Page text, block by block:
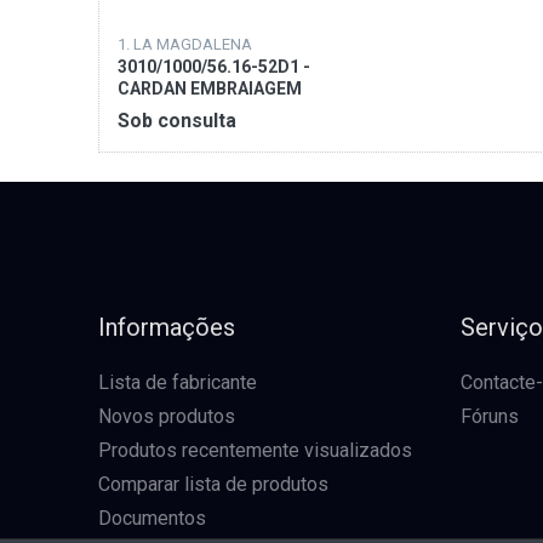
1. LA MAGDALENA
3010/1000/56.16-52D1 -
CARDAN EMBRAIAGEM
TUBO
Sob consulta
Informações
Lista de fabricante
Novos produtos
Produtos recentemente visualizados
Comparar lista de produtos
Documentos
Serviço
Fóruns